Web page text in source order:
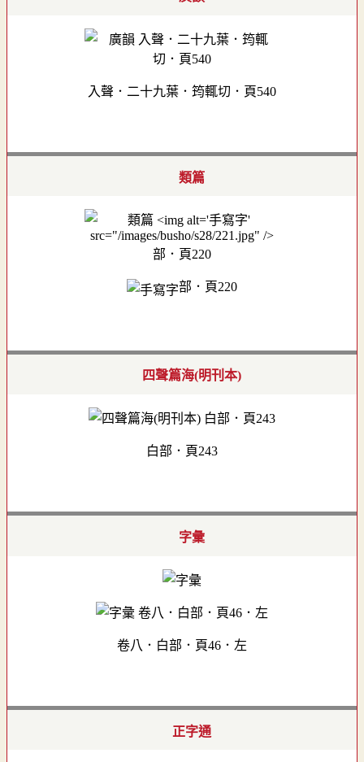
入聲．二十九葉．筠輒切．頁540
類篇
部．頁220
四聲篇海(明刊本)
白部．頁243
字彙
卷八．白部．頁46．左
正字通